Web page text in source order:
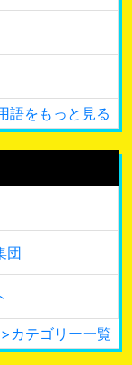
語をもっと見る
団
カテゴリー一覧